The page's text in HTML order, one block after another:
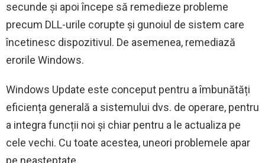
secunde și apoi începe să remedieze probleme
precum DLL-urile corupte și gunoiul de sistem care
încetinesc dispozitivul. De asemenea, remediază
erorile Windows.
Windows Update este conceput pentru a îmbunătăți
eficiența generală a sistemului dvs. de operare, pentru
a integra funcții noi și chiar pentru a le actualiza pe
cele vechi. Cu toate acestea, uneori problemele apar
pe neașteptate.